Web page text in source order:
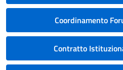
Coordinamento
Contratto